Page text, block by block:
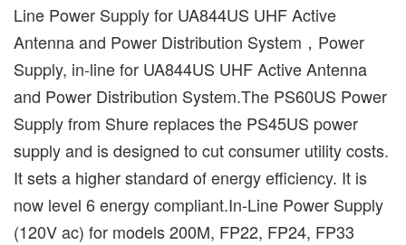
Line Power Supply for UA844US UHF Active
Antenna and Power Distribution System，Power
Supply, in-line for UA844US UHF Active Antenna
and Power Distribution System.The PS60US Power
Supply from Shure replaces the PS45US power
supply and is designed to cut consumer utility costs.
It sets a higher standard of energy efficiency. It is
now level 6 energy compliant.In-Line Power Supply
(120V ac) for models 200M, FP22, FP24, FP33